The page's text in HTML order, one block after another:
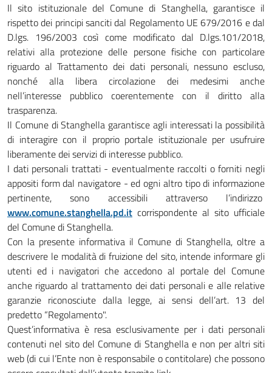
Il sito istituzionale del Comune di Stanghella, garantisce il
rispetto dei principi sanciti dal Regolamento UE 679/2016 e dal
D.lgs. 196/2003 così come modificato dal D.lgs.101/2018,
relativi alla protezione delle persone fisiche con particolare
riguardo al Trattamento dei dati personali, nessuno escluso,
nonché alla libera circolazione dei medesimi anche
nell’interesse pubblico coerentemente con il diritto alla
trasparenza.
Il Comune diStanghella garantisce agli interessati la possibilità
di interagire con il proprio portale istituzionale per usufruire
liberamente dei servizi di interesse pubblico.
I dati personali trattati - eventualmente raccolti o forniti negli
appositi form dal navigatore - ed ogni altro tipo di informazione
pertinente, sono accessibili attraverso l’indirizzo
www.comune.stanghella.pd.it corrispondente al sito ufficiale
del Comune di Stanghella.
Con la presente informativa il Comune di Stanghella, oltre a
descrivere le modalità di fruizione del sito, intende informare gli
utenti ed i navigatori che accedono al portale del Comune
anche riguardo al trattamento dei dati personali e alle relative
garanzie riconosciute dalla legge, ai sensi dell’art. 13 del
predetto “Regolamento".
Quest’informativa è resa esclusivamente per i dati personali
contenuti nel sito del Comune di Stanghella e non per altri siti
web (di cui l’Ente non è responsabile o contitolare) che possono